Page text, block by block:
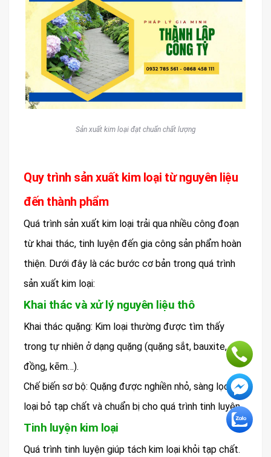
Sản xuất kim loại đạt chuẩn chất lượng
Quy trình sản xuất kim loại từ nguyên liệu
đến thành phẩm
Quá trình sản xuất kim loại trải qua nhiều công đoạn
từ khai thác, tinh luyện đến gia công sản phẩm hoàn
thiện. Dưới đây là các bước cơ bản trong quá trình
sản xuất kim loại:
Khai thác và xử lý nguyên liệu thô
Khai thác quặng: Kim loại thường được tìm thấy
trong tự nhiên ở dạng quặng (quặng sắt, bauxite,
đồng, kẽm…).
Chế biến sơ bộ: Quặng được nghiền nhỏ, sàng lọc để
loại bỏ tạp chất và chuẩn bị cho quá trình tinh luyện.
Tinh luyện kim loại
Quá trình tinh luyện giúp tách kim loại khỏi tạp chất.